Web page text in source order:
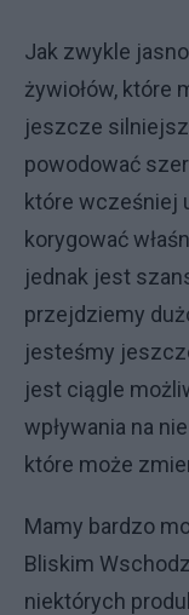
Jak zwykle
żywiołów, które
jeszcze
powodować
które wcześniej
korygować
jednak jest
przejdziemy
jesteśmy
jest ciągle
wpływania na
które może
Mamy bardzo
Bliskim
niektórych